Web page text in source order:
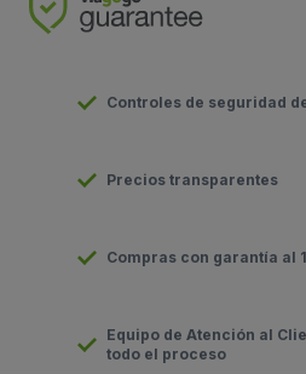
Controles de seguridad
Precios transparentes
Compras con garantía al
Equipo de Atención al
todo el proceso